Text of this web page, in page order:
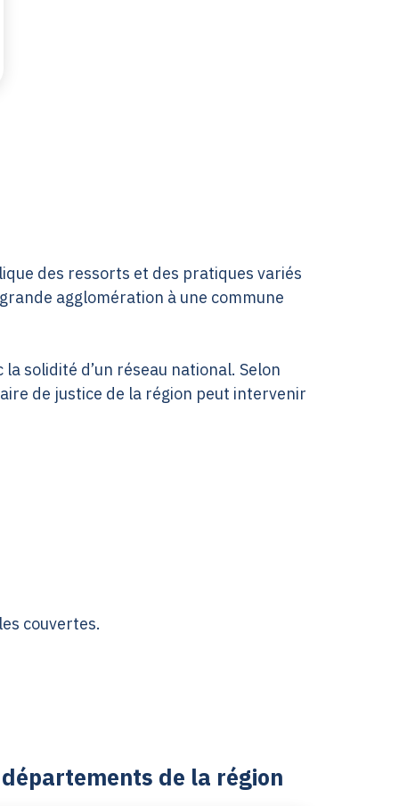
des ressorts et des pratiques variés
agglomération à une commune
solidité d’un réseau national. Selon
de justice de la région peut intervenir
couvertes.
de la région